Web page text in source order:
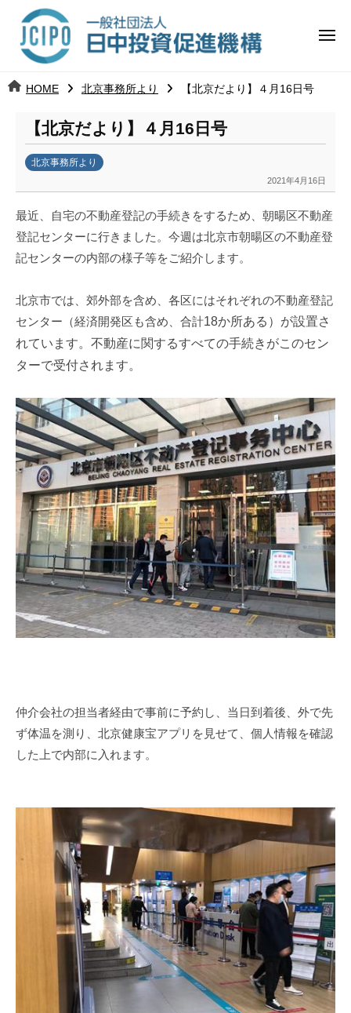
ツ 日
中
投
資
促
進
構
j
メ
HOME 北京事務所より 【北京だより】４月16日号
【北京だより】４月16日号
北京事務所より
2021年4月16日
k
a
n
u
最近、自宅の不動産登記の手続きをするため、朝暘区不動産
登記センターに行きました。今週は北京市朝暘区の不動産登
記センターの内部の様子等をご紹介します。
北京市では、郊外部を含め、各区にはそれぞれの不動産登記
センター（経済開発区も含め、合計18か所ある）が設置さ
れています。不動産に関するすべての手続きがこのセン
ターで受付されます。
仲介会社の担当者経由で事前に予約し、当日到着後、外で先
ず体温を測り、北京健康宝アプリを見せて、個人情報を確認
した上で内部に入れます。
日
中
資
進
構